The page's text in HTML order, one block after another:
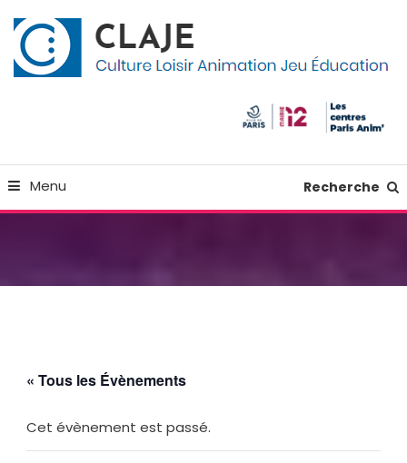
To
Content
Menu Recherche
« Tous les Évènements
Cet évènement est passé.